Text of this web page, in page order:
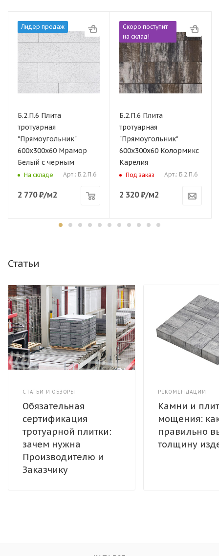
Лидер продаж
Б.2.П.6 Плита
тротуарная
"Прямоугольник"
600х300х60 Мрамор
Белый с черным
На складе Арт.: Б.2.П.6
2 770₽/м2
Скоро поступит
на склад!
Б.2.П.6 Плита
тротуарная
"Прямоугольник"
600х300х60 Колормикс
Карелия
Под заказ Арт.: Б.2.П.6
2 320₽/м2
Статьи
СТАТЬИ И ОБЗОРЫ
Обязательная
сертификация
тротуарной плитки:
зачем нужна
Производителю и
Заказчику
РЕКОМЕНДАЦИИ
Камни и
мощения:
правильно
толщину